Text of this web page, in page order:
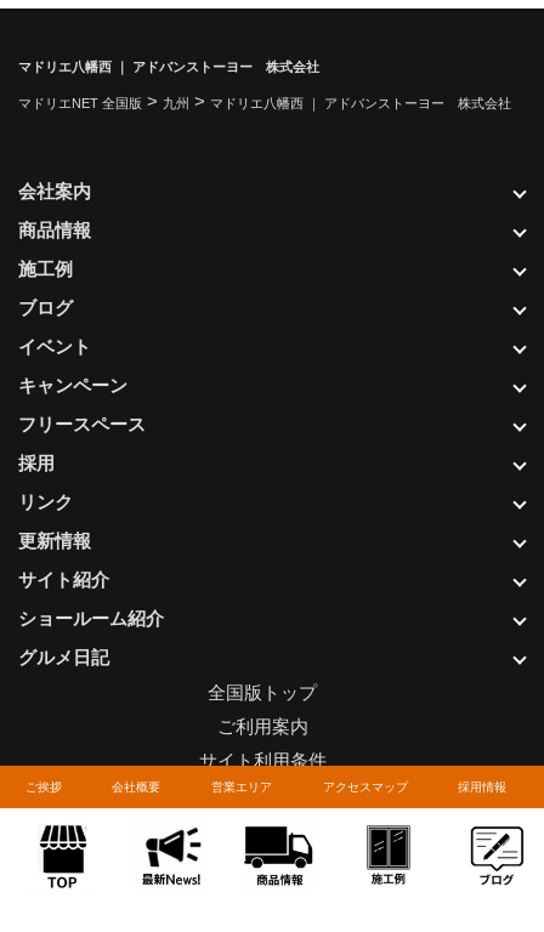
ご挨拶 会社概要 営業エリア アクセスマップ 採用情報
マドリエ八幡西 ｜ アドバンストーヨー 株式会社
マドリエNET 全国版 > 九州 > マドリエ八幡西 ｜ アドバンストーヨー 株式会社
更新情報
サイト紹介
ショールーム紹介
グルメ日記
会社案内
商品情報
施工例
ブログ
イベント
キャンペーン
フリースペース
採用
リンク
全国版トップ
ご利用案内
サイト利用条件
プライバシーポリシー
関連リンク
お問い合わせについて